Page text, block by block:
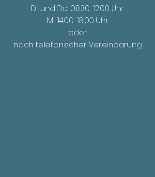
Di. und Do. 08.30-12.00 Uhr
Mi. 14.00-18.00 Uhr
oder
nach telefonischer Vereinbarung